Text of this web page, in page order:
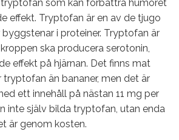
tryptofan som kan förbättra humöret
effekt. Tryptofan är en av de tjugo
i proteiner. Tryptofan är
ska producera serotonin,
effekt på hjärnan. Det finns mat
tryptofan än bananer, men det är
ett innehåll på nästan 11 mg per
inte själv bilda tryptofan, utan enda
är genom kosten.